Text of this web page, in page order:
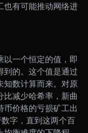
也有可能推动网络进
以一个恒定的值，即
到的。这个值是通过
知数计算而来。对原
比减少哈希率，新曲
币价格的亏损矿工出
字，直到这两个百